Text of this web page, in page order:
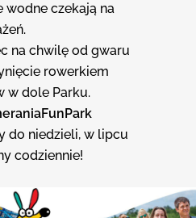
wodne czekają na
na chwilę od gwaru
rowerkiem
w dole Parku.
do niedzieli, w lipcu
codziennie!